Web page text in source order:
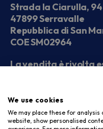
Strada la Ciarulla, 94
47899 Serravalle
Repubblica di San
COE SM02964
La vendita è rivolta
Seguici sui social
We use cookies
We may place these for
website, show personalised